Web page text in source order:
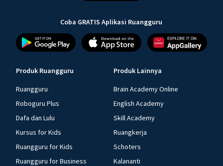
Coba GRATIS Aplikasi Ruangguru
Produk Ruangguru
Ruangguru
Roboguru Plus
Dafa dan Lulu
Kursus for Kids
Ruangguru for Kids
Ruangguru for Business
Produk Lainnya
Brain Academy Online
English Academy
Skill Academy
Ruangkerja
Schoters
Kalananti